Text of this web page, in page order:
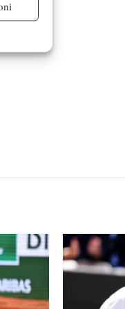
attivo